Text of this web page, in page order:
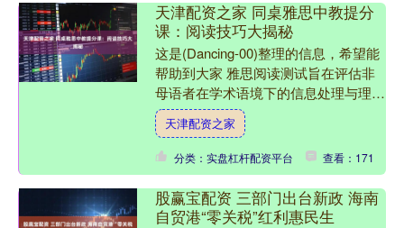
天津配资之家 同桌雅思中教提分
课：阅读技巧大揭秘
这是(Dancing-00)整理的信息，希望能
帮助到大家 雅思阅读测试旨在评估非
母语者在学术语境下的信息处理与理解
能力。其挑战性不仅在于词汇量与语法
知识，更在于....
天津配资之家
分类：实盘杠杆配资平台 查看：171
股赢宝配资 三部门出台新政 海南
自贸港“零关税”红利惠民生